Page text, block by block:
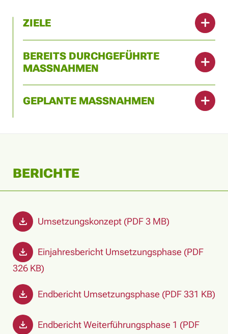
ZIELE
BEREITS DURCHGEFÜHRTE
MASSNAHMEN
GEPLANTE MASSNAHMEN
BERICHTE
Umsetzungskonzept (PDF 3 MB)
Einjahresbericht Umsetzungsphase (PDF
326 KB)
Endbericht Umsetzungsphase (PDF 331 KB)
Endbericht Weiterführungsphase 1 (PDF